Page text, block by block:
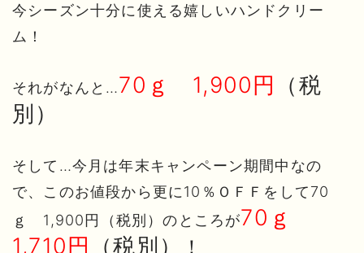
今シーズン十分に使える嬉しいハンドクリー
ム！
それがなんと…70ｇ 1,900円
（税
別）
そして…今月は年末キャンペーン期間中なの
で、このお値段から更に10％ＯＦＦをして70
ｇ 1,900円（税別）のところが70ｇ
1,710円
（税別） ！